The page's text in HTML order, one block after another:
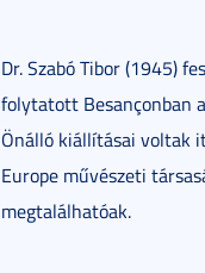
Dr. Szabó Tibor (1945)
folytatott Besançonban
Önálló kiállításai voltak
Europe művészeti
megtalálhatóak.